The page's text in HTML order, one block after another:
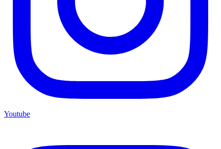
Youtube